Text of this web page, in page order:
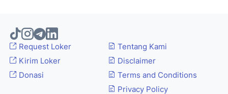
Request Loker
Kirim Loker
Donasi
Tentang Kami
Disclaimer
Terms and Conditions
Privacy Policy